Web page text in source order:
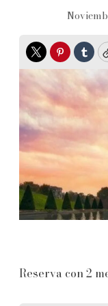
Twitter
Reserva con 2